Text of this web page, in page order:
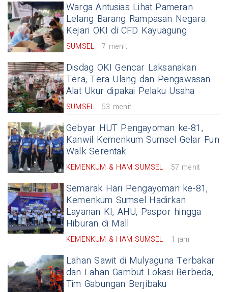
Warga Antusias Lihat Pameran
Lelang Barang Rampasan Negara
Kejari OKI di CFD Kayuagung
SUMSEL 7 menit
Disdag OKI Gencar Laksanakan
Tera, Tera Ulang dan Pengawasan
Alat Ukur dipakai Pelaku Usaha
SUMSEL 53 menit
Gebyar HUT Pengayoman ke-81,
Kanwil Kemenkum Sumsel Gelar Fun
Walk Serentak
KEMENKUM & HAM SUMSEL 57 menit
Semarak Hari Pengayoman ke-81,
Kemenkum Sumsel Hadirkan
Layanan KI, AHU, Paspor hingga
Hiburan di Mall
KEMENKUM & HAM SUMSEL 1 jam
Lahan Sawit di Mulyaguna Terbakar
dan Lahan Gambut Lokasi Berbeda,
Tim Gabungan Berjibaku